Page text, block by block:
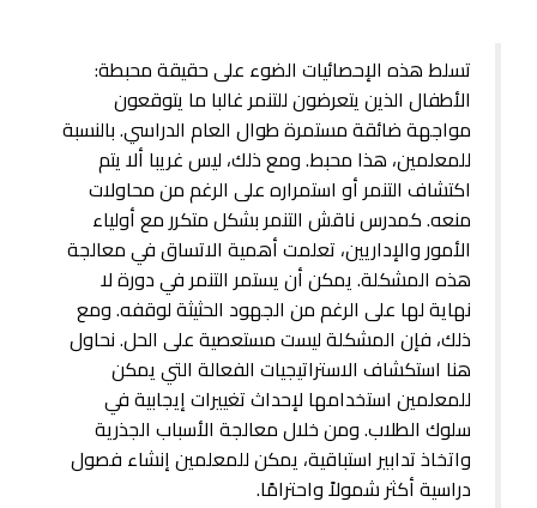
تسلط هذه الإحصائيات الضوء على حقيقة محبطة:
الأطفال الذين يتعرضون للتنمر غالبا ما يتوقعون
مواجهة ضائقة مستمرة طوال العام الدراسي. بالنسبة
للمعلمين، هذا محبط. ومع ذلك، ليس غريبا ألا يتم
اكتشاف التنمر أو استمراره على الرغم من محاولات
منعه. كمدرس ناقش التنمر بشكل متكرر مع أولياء
الأمور والإداريين، تعلمت أهمية الاتساق في معالجة
هذه المشكلة. يمكن أن يستمر التنمر في دورة لا
نهاية لها على الرغم من الجهود الحثيثة لوقفه. ومع
ذلك، فإن المشكلة ليست مستعصية على الحل. نحاول
هنا استكشاف الاستراتيجيات الفعالة التي يمكن
للمعلمين استخدامها لإحداث تغييرات إيجابية في
سلوك الطلاب. ومن خلال معالجة الأسباب الجذرية
واتخاذ تدابير استباقية، يمكن للمعلمين إنشاء فصول
دراسية أكثر شمولاً واحترامًا.